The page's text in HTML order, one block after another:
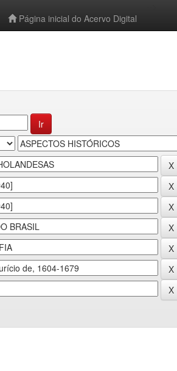
Página inicial do Acervo Digital